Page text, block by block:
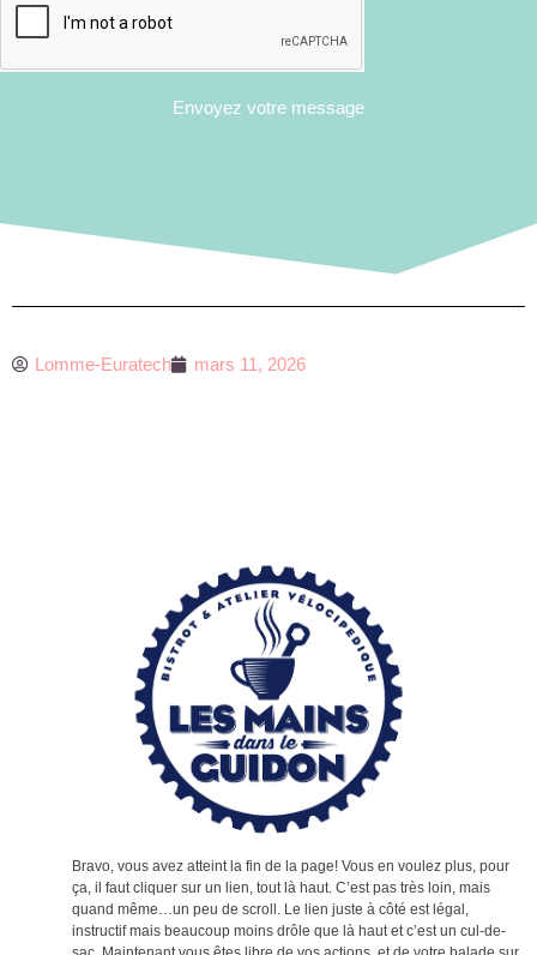
Envoyez votre message
Lomme-Euratech mars 11, 2026
Bravo, vous avez atteint la fin de la page! Vous en voulez plus, pour
ça, il faut cliquer sur un lien, tout là haut. C’est pas très loin, mais
quand même…un peu de scroll. Le lien juste à côté est légal,
instructif mais beaucoup moins drôle que là haut et c’est un cul-de-